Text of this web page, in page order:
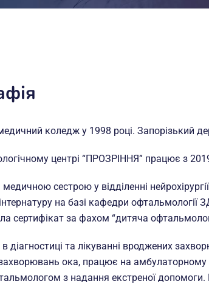
коледж у 1998 році. Запорізький
центрі “ПРОЗРІННЯ” працює з
сестрою у відділенні
на базі кафедри офтальмології
сертифікат за фахом “дитяча
діагностиці та лікуванні вроджених
ока, працює на амбулаторному
з надання екстреної допомоги.